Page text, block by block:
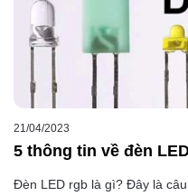
21/04/2023
5 thông tin về đèn
Đèn LED rgb là gì? Đây là